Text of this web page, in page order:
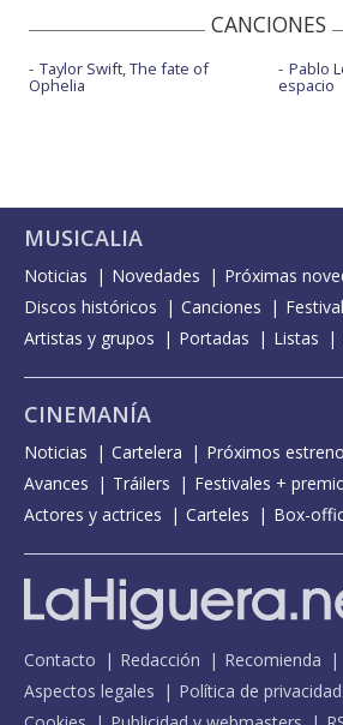
CANCIONES
Taylor Swift, The fate of
Ophelia
Pablo
espacio
MUSICALIA
Noticias Novedades
Próximas
Discos históricos
Canciones
Artistas y grupos
Portadas Listas
CINEMANÍA
Noticias Cartelera Próximos
Avances
Tráilers
Festivales +
Actores y actrices
Carteles Box-
Contacto Redacción Recomienda
Aspectos legales
Política de privacidad